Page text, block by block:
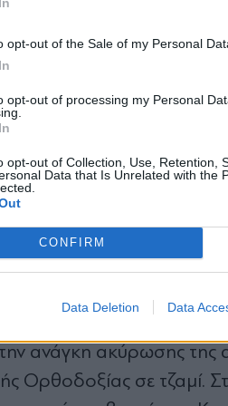
opt-out of the Sale of my Personal
opt-out of processing my Personal
opt-out of Collection, Use, Retention,
Data that Is Unrelated with the
CONFIRM
Data Deletion Data
διεθνών
θαύμα του
με την κραυγή
κατάρρευση της
επισκεπτών, μετά τη
διεθνών οργανισμών
να αποβεί
«
της απόφασής μας
την ανάγκη ακύρωσης
Ορθοδοξίας σε τζαμί.
Αποδέχομαι τους